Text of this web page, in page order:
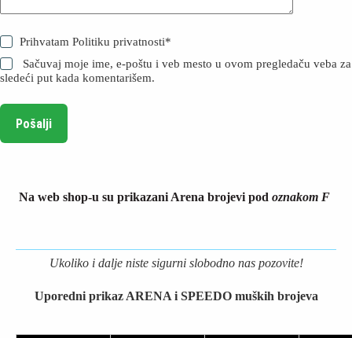
PrihvatamPolitiku privatnosti*
Sačuvaj moje ime, e-poštu i veb mesto u ovom pregledaču veba za
sledeći put kada komentarišem.
Pošalji
Na web shop-u su prikazani Arena brojevi pod oznakom F
Ukoliko i dalje niste sigurni slobodno nas pozovite!
Uporedni prikaz ARENA i SPEEDO muških brojeva